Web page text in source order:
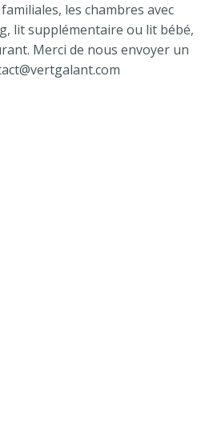
les chambres avec
lit supplémentaire ou lit bébé,
Merci de nous envoyer un